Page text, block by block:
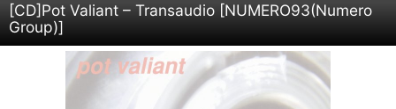
[CD]Pot Valiant – Transaudio [NUMERO93(Numero
Group)]